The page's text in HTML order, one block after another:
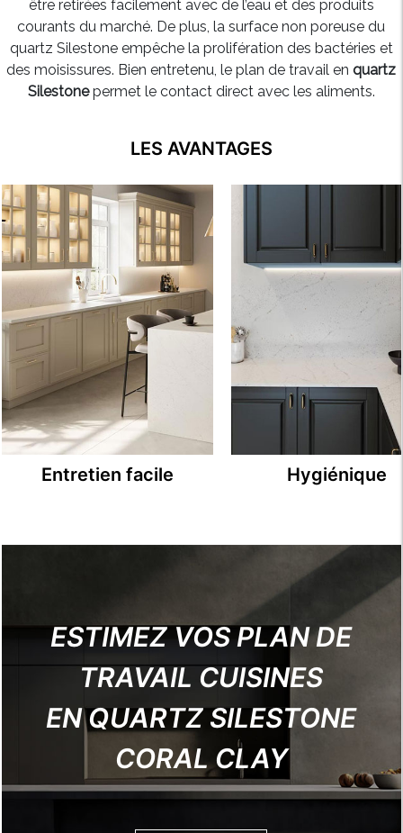
être retirées facilement avec de l’eau et des produits
courants du marché. De plus, la surface non poreuse du
quartz Silestone empêche la prolifération des bactéries et
des moisissures. Bien entretenu, le plan de travail enquartz
Silestonepermet le contact direct avec les aliments.
LES AVANTAGES
Entretien facile Hygiénique
ESTIMEZ VOS PLAN DE
TRAVAIL CUISINES
EN QUARTZ SILESTONE
CORAL CLAY